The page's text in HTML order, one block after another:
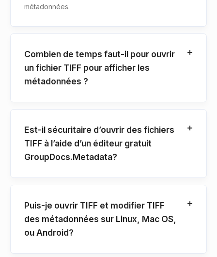
métadonnées.
Combien de temps faut-il pour ouvrir
un fichier TIFF pour afficher les
métadonnées ?
Est-il sécuritaire d’ouvrir des fichiers
TIFF à l’aide d’un éditeur gratuit
GroupDocs.Metadata?
Puis-je ouvrir TIFF et modifier TIFF
des métadonnées sur Linux, Mac OS,
ou Android?